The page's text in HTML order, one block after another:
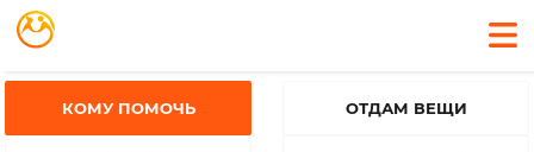
КОМУ ПОМОЧЬ ОТДАМ ВЕЩИ